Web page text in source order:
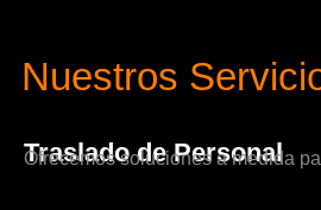
Nuestros
Traslado de Personal
Ofrecemos soluciones a medida